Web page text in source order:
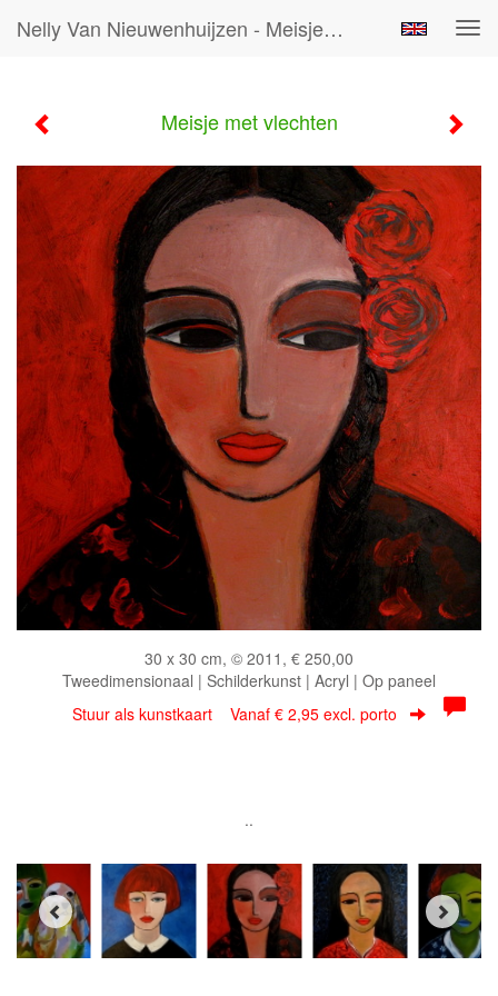
Nelly Van Nieuwenhuijzen - Meisje Met Vlechten
Meisje met vlechten
30 x 30 cm, © 2011, € 250,00
Tweedimensionaal | Schilderkunst | Acryl | Op paneel
Stuur als kunstkaart Vanaf € 2,95 excl. porto
..